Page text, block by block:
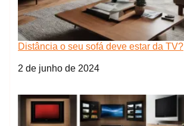
Distância o seu sofá deve estar da TV?
Data
2 de junho de 2024